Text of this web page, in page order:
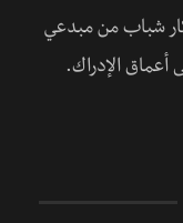
شباب من مبدعي
أعماق الإدراك.